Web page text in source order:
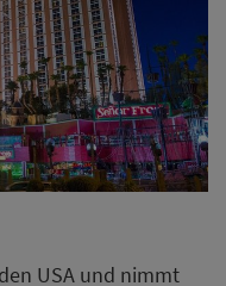
USA und nimmt